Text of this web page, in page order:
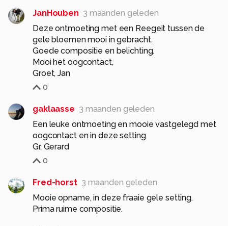
JanHouben 3 maanden geleden
Deze ontmoeting met een Reegeit tussen de
gele bloemen mooi in gebracht.
Goede compositie en belichting.
Mooi het oogcontact,
Groet, Jan
0
gaklaasse 3 maanden geleden
Een leuke ontmoeting en mooie vastgelegd met
oogcontact en in deze setting
Gr. Gerard
0
Fred-horst 3 maanden geleden
Mooie opname, in deze fraaie gele setting.
Prima ruime compositie.